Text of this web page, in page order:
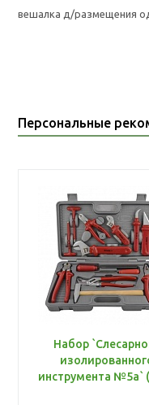
вешалка д/размещения
Персональные
Набор